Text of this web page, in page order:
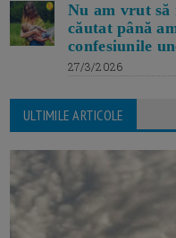
Nu am vrut să
căutat până
confesiunile
27/3/2026
ULTIMILE ARTICOLE